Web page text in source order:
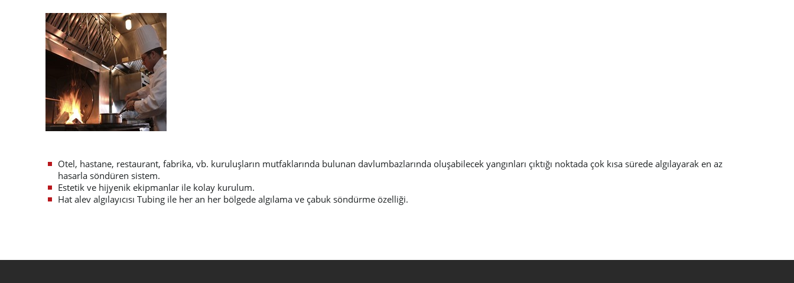
Otel, hastane, restaurant, fabrika, vb. kuruluşların mutfaklarında bulunan davlumbazlarında oluşabilecek yangınları çıktığı noktada çok kısa sürede algılayarak en az
hasarla söndüren sistem.
Estetik ve hijyenik ekipmanlar ile kolay kurulum.
Hat alev algılayıcısı Tubing ile her an her bölgede algılama ve çabuk söndürme özelliği.